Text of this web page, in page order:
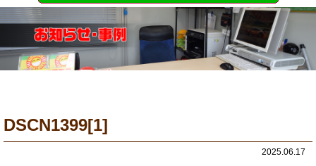
DSCN1399[1]
2025.06.17